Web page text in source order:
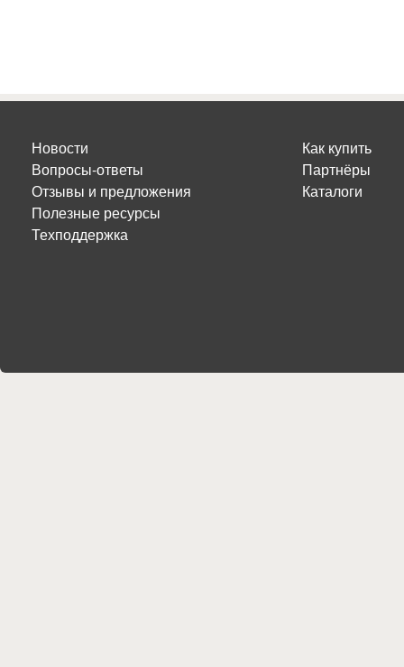
Новости
Вопросы-ответы
Отзывы и предложения
Полезные ресурсы
Техподдержка
Как купить
Партнёры
Каталоги